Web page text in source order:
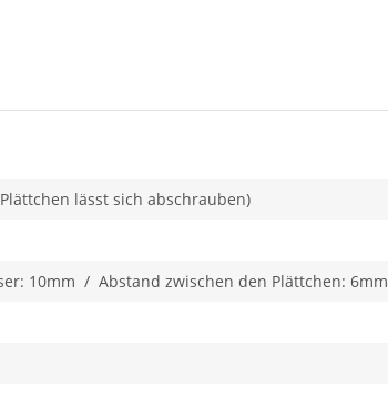
lässt sich abschrauben)
10mm / Abstand zwischen den Plättchen: 6mm